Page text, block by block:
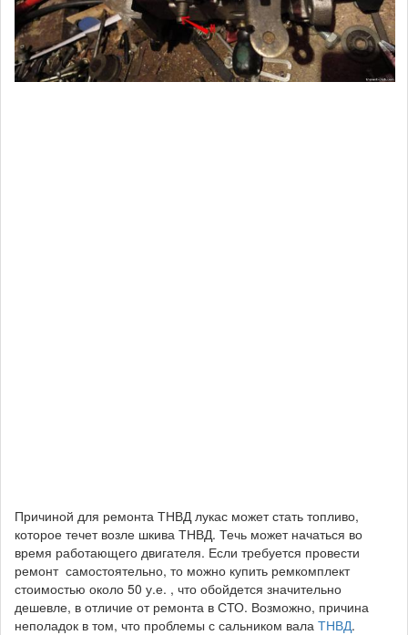
Причиной для ремонта ТНВД лукас может стать топливо,
которое течет возле шкива ТНВД. Течь может начаться во
время работающего двигателя. Если требуется провести
ремонт самостоятельно, то можно купить ремкомплект
стоимостью около 50 у.е. , что обойдется значительно
дешевле, в отличие от ремонта в СТО. Возможно, причина
неполадок в том, что проблемы с сальником вала ТНВД.